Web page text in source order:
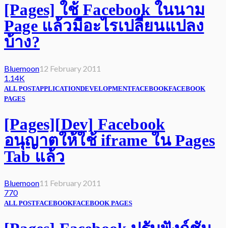
[Pages] ใช้ Facebook ในนาม
Page แล้วมีอะไรเปลี่ยนแปลง
บ้าง?
Bluemoon12 February 2011
1.14K
ALL POSTAPPLICATIONDEVELOPMENTFACEBOOKFACEBOOK
PAGES
[Pages][Dev] Facebook
อนุญาตให้ใช้ iframe ใน Pages
Tab แล้ว
Bluemoon11 February 2011
770
ALL POSTFACEBOOKFACEBOOK PAGES